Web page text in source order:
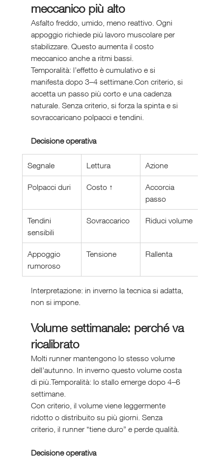
meccanico più alto
Asfalto freddo, umido, meno reattivo. Ogni
appoggio richiede più lavoro muscolare per
stabilizzare. Questo aumenta il costo
meccanico anche a ritmi bassi.
Temporalità: l’effetto è cumulativo e si
manifesta dopo 3–4 settimane.Con criterio, si
accetta un passo più corto e una cadenza
naturale. Senza criterio, si forza la spinta e si
sovraccaricano polpacci e tendini.
Decisione operativa
Segnale Lettura Azione
Polpacci duri Costo ↑
Accorcia
passo
Tendini
sensibili
Sovraccarico Riduci volume
Appoggio
rumoroso
Tensione Rallenta
Interpretazione: in inverno la tecnica si adatta,
non si impone.
Volume settimanale: perché va
ricalibrato
Molti runner mantengono lo stesso volume
dell’autunno. In inverno questo volume costa
di più.Temporalità: lo stallo emerge dopo 4–6
settimane.
Con criterio, il volume viene leggermente
ridotto o distribuito su più giorni. Senza
criterio, il runner “tiene duro” e perde qualità.
Decisione operativa